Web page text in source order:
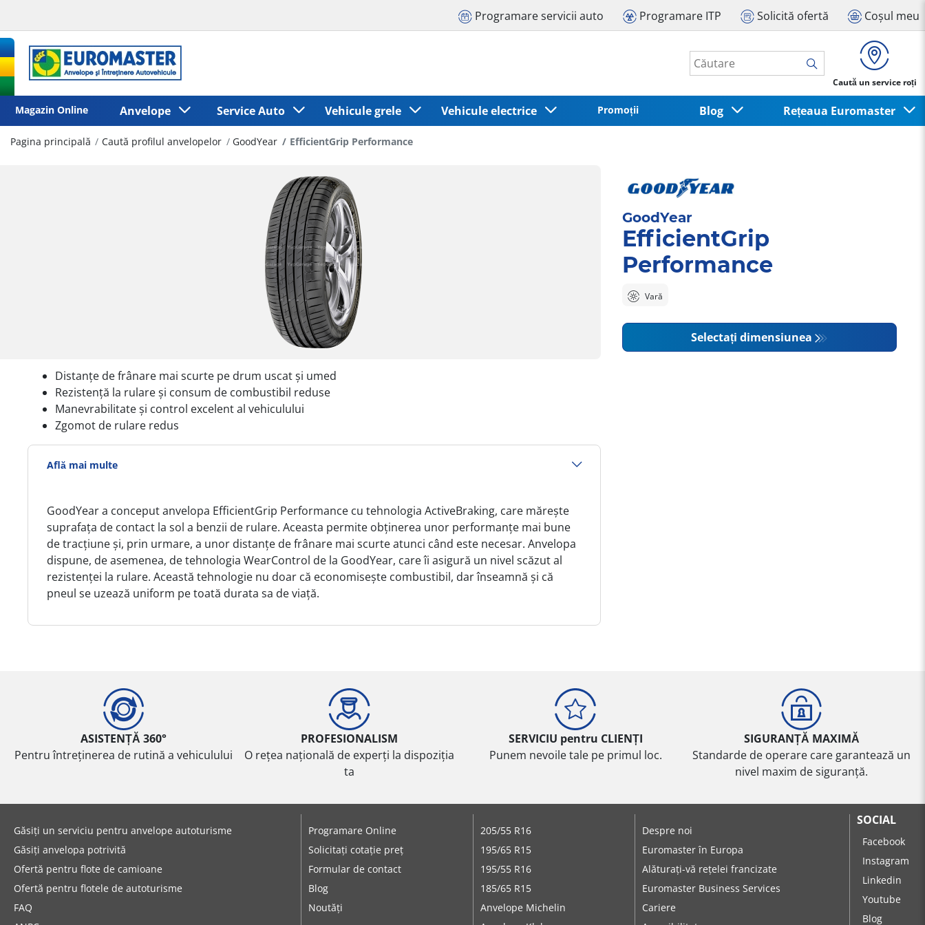
Programare servicii auto Programare ITP Solicită ofertă Coșul meu
Caută un service roți
Magazin Online Anvelope Service Auto Vehicule grele Vehicule electrice Promoții Blog Rețeaua Euromaster
Pagina principală Caută profilul anvelopelor GoodYear EfficientGrip Performance
Distanțe de frânare mai scurte pe drum uscat și umed
Rezistență la rulare și consum de combustibil reduse
Manevrabilitate și control excelent al vehiculului
Zgomot de rulare redus
Află mai multe
GoodYear a conceput anvelopa EfficientGrip Performance cu tehnologia ActiveBraking, care mărește
suprafața de contact la sol a benzii de rulare. Aceasta permite obținerea unor performanțe mai bune
de tracțiune și, prin urmare, a unor distanțe de frânare mai scurte atunci când este necesar. Anvelopa
dispune, de asemenea, de tehnologia WearControl de la GoodYear, care îi asigură un nivel scăzut al
rezistenței la rulare. Această tehnologie nu doar că economisește combustibil, dar înseamnă și că
pneul se uzează uniform pe toată durata sa de viață.
GoodYear
EfficientGrip
Performance
Vară
Selectați dimensiunea
ASISTENȚĂ 360°
Pentru întreținerea de rutină a vehiculului
PROFESIONALISM
O rețea națională de experți la dispoziția
ta
SERVICIU pentru CLIENȚI
Punem nevoile tale pe primul loc.
SIGURANȚĂ MAXIMĂ
Standarde de operare care garantează un
nivel maxim de siguranță.
Găsiți un serviciu pentru anvelope autoturisme
Găsiți anvelopa potrivită
Ofertă pentru flote de camioane
Ofertă pentru flotele de autoturisme
FAQ
Programare Online
Solicitați cotație preț
Formular de contact
Blog
Noutăți
205/55 R16
195/65 R15
195/55 R16
185/65 R15
Anvelope Michelin
Despre noi
Euromaster în Europa
Alăturați-vă rețelei francizate
Euromaster Business Services
Cariere
SOCIAL
Facebook
Instagram
Linkedin
Youtube
Blog